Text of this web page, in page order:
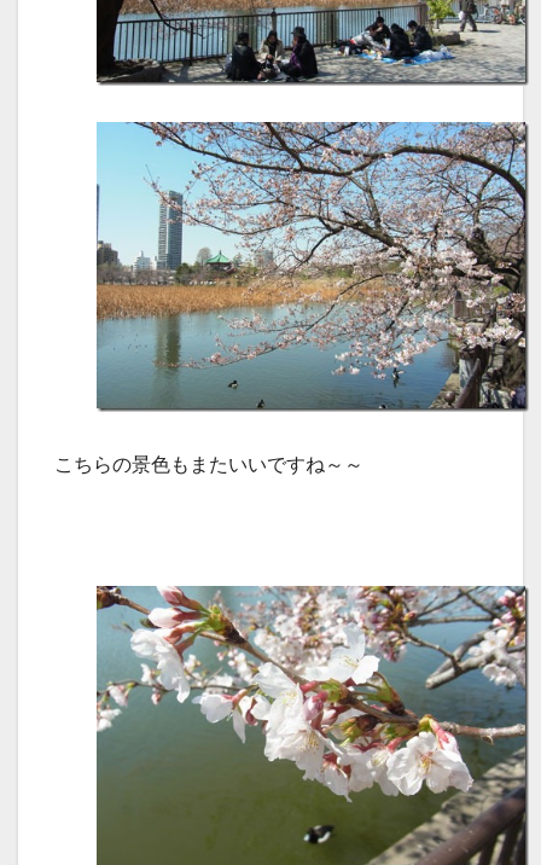
こちらの景色もまたいいですね～～